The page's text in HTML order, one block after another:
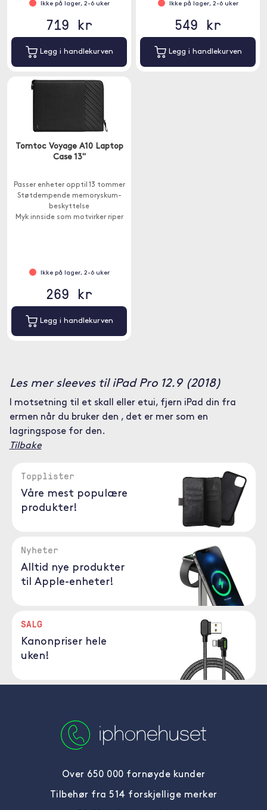
Ikke på lager, 2-6 uker
719 kr
Legg i handlekurven
Ikke på lager, 2-6 uker
549 kr
Legg i handlekurven
Tomtoc Voyage A10 Laptop
Case 13"
Passer enheter opptil 13 tommer
Støtdempende memoryskum-
beskyttelse
Myk innside som motvirker riper
Ikke på lager, 2-6 uker
269 kr
Legg i handlekurven
Les mer sleeves til iPad Pro 12.9 (2018)
I motsetning til et skall eller etui, fjern iPad din fra
ermen når du bruker den , det er mer som en
lagringspose for den.
Tilbake
Topplister
Våre mest populære
produkter!
Nyheter
Alltid nye produkter
til Apple-enheter!
SALG
Kanonpriser hele
uken!
Over 650 000 fornøyde kunder
Tilbehør fra 514 forskjellige merker